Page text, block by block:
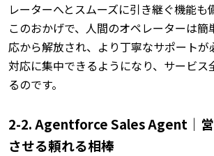
レーターへとスムーズに引き継ぐ機能も
このおかげで、人間のオペレーターは簡
応から解放され、より丁寧なサポートが
対応に集中できるようになり、サービス
るのです。
2-2. Agentforce Sales Agent｜
させる頼れる相棒